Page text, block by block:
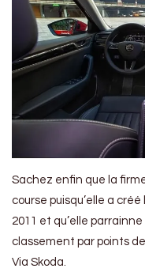
Sachez enfin que la
course puisqu’elle a
2011 et qu’elle
classement par points
Via Skoda.